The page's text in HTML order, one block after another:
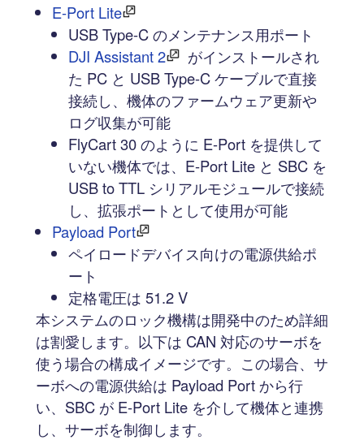
E-Port Lite
USB Type-C のメンテナンス用ポート
DJI Assistant 2
がインストールされ
た PC と USB Type-C ケーブルで直接
接続し、機体のファームウェア更新や
ログ収集が可能
FlyCart 30 のように E-Port を提供して
いない機体では、E-Port Lite と SBC を
USB to TTL シリアルモジュールで接続
し、拡張ポートとして使用が可能
Payload Port
ペイロードデバイス向けの電源供給ポ
ート
定格電圧は 51.2 V
本システムのロック機構は開発中のため詳細
は割愛します。以下は CAN 対応のサーボを
使う場合の構成イメージです。この場合、サ
ーボへの電源供給は Payload Port から行
い、SBC が E-Port Lite を介して機体と連携
し、サーボを制御します。